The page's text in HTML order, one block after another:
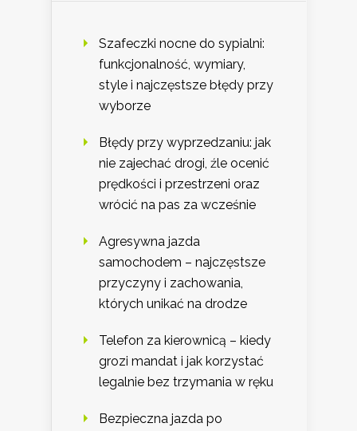
Szafeczki nocne do sypialni:
funkcjonalność, wymiary,
style i najczęstsze błędy przy
wyborze
Błędy przy wyprzedzaniu: jak
nie zajechać drogi, źle ocenić
prędkości i przestrzeni oraz
wrócić na pas za wcześnie
Agresywna jazda
samochodem – najczęstsze
przyczyny i zachowania,
których unikać na drodze
Telefon za kierownicą – kiedy
grozi mandat i jak korzystać
legalnie bez trzymania w ręku
Bezpieczna jazda po